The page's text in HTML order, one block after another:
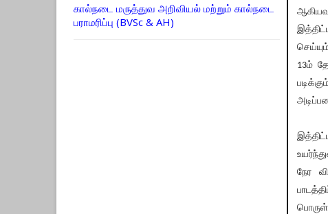
கால்நடை மருத்துவ அறிவியல் மற்றும் கால்நடை
பராமரிப்பு (BVSc & AH)
13ம்
நேர
பொருள்